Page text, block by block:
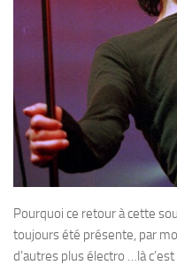
Pourquoi ce retour à cette
toujours été présente, par
d’autres plus électro …là